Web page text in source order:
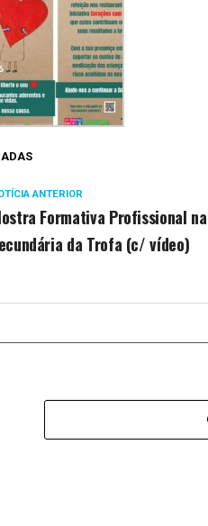
ANTERIOR
Formativa Profissional
da Trofa (c/ vídeo)